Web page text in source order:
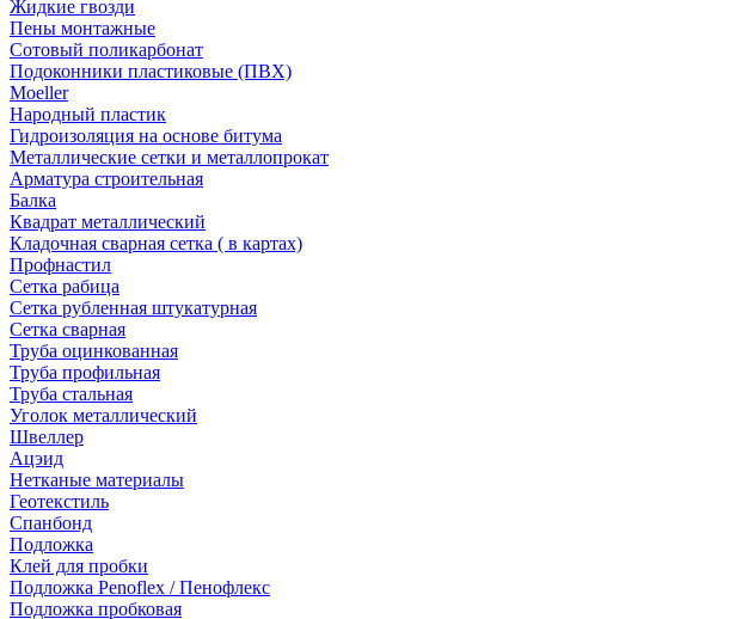
Жидкие гвозди
Пены монтажные
Сотовый поликарбонат
Подоконники пластиковые (ПВХ)
Moeller
Народный пластик
Гидроизоляция на основе битума
Металлические сетки и металлопрокат
Арматура строительная
Балка
Квадрат металлический
Кладочная сварная сетка ( в картах)
Профнастил
Сетка рабица
Сетка рубленная штукатурная
Сетка сварная
Труба оцинкованная
Труба профильная
Труба стальная
Уголок металлический
Швеллер
Ацэид
Нетканые материалы
Геотекстиль
Спанбонд
Подложка
Клей для пробки
Подложка Penoflex / Пенофлекс
Подложка пробковая